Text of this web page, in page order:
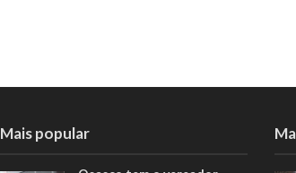
Mais popular